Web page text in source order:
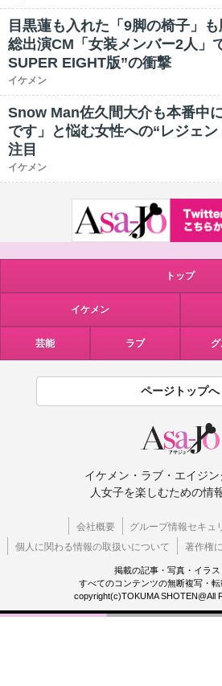
目黒蓮も入れた「9脚の椅子」
総出演CM「女装メンバー2人」
SUPER EIGHT版”の衝撃
イケメン
Snow Man佐久間大介も本番中
です」と悩む女性への“レジェ
注目
イケメン
トップ
イケメン
芸能 ラブ
ページトップへ
イケメン・ラブ・エイジ
人女子を楽しむための情
会社概要
グループ情報セキュ
個人に関わる情報の取扱いについて
著作権
掲載の記事・写真・イラス
すべてのコンテンツの無断複写・転
copyright(c)TOKUMA SHOTEN@All